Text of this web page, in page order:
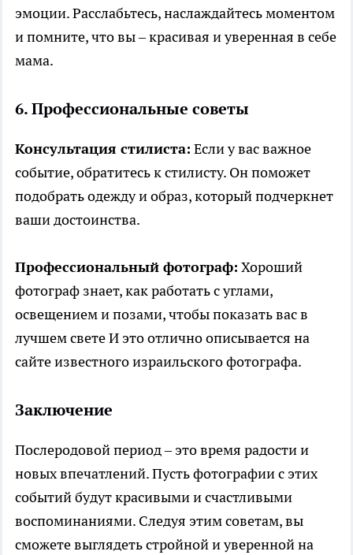
эмоции. Расслабьтесь, наслаждайтесь моментом
и помните, что вы – красивая и уверенная в себе
мама.
6. Профессиональные советы
Консультация стилиста: Если у вас важное
событие, обратитесь к стилисту. Он поможет
подобрать одежду и образ, который подчеркнет
ваши достоинства.
Профессиональный фотограф: Хороший
фотограф знает, как работать с углами,
освещением и позами, чтобы показать вас в
лучшем свете И это отлично описывается на
сайтеизвестного израильского фотографа.
Заключение
Послеродовой период – это время радости и
новых впечатлений. Пусть фотографии с этих
событий будут красивыми и счастливыми
воспоминаниями. Следуя этим советам, вы
сможете выглядеть стройной и уверенной на